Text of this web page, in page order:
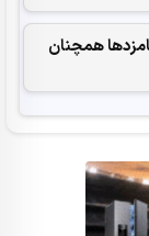
همچنان